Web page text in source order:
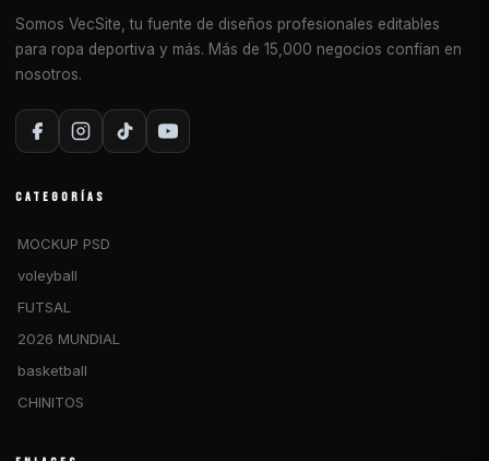
Somos VecSite, tu fuente de diseños profesionales editables
para ropa deportiva y más. Más de 15,000 negocios confían en
nosotros.
CATEGORÍAS
MOCKUP PSD
voleyball
FUTSAL
2026 MUNDIAL
basketball
CHINITOS